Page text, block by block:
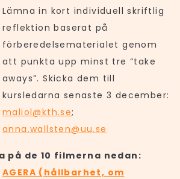
Lämna in kort individuell skriftlig
reflektion baserat på
förberedelsematerialet genom
att punkta upp minst tre “take
aways”. Skicka dem till
kursledarna senaste 3 december:
maliol@kth.se;
anna.wallsten@uu.se
på de 10 filmerna nedan:
AGERA (hållbarhet, om